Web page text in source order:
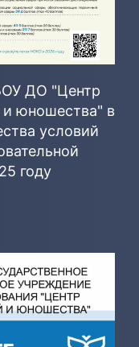
ДО "Центр
и юношества" в
условий
году